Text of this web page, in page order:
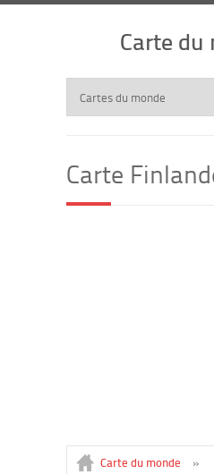
Carte du
Carte
Carte du monde »